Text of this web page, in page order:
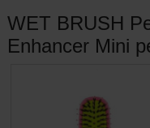
WET BRUSH
Enhancer Mini